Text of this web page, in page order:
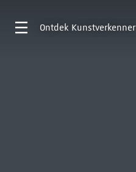
Ontdek Kunstverkenner